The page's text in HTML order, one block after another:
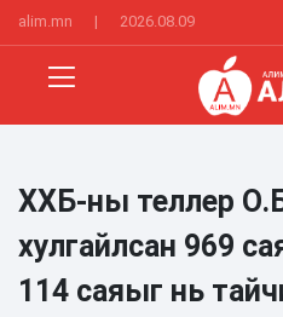
alim.mn | 2026.08.09
ХХБ-ны теллер
хулгайлсан 969
114 саяыг нь